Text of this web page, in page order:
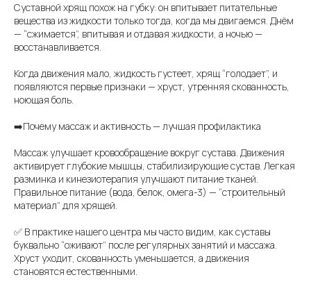
Суставной хрящ похож на губку: он впитывает питательные
вещества из жидкости только тогда, когда мы двигаемся. Днём
— “сжимается”, впитывая и отдавая жидкости, а ночью —
восстанавливается.
Когда движения мало, жидкость густеет, хрящ “голодает”, и
появляются первые признаки — хруст, утренняя скованность,
ноющая боль.
➡️Почему массаж и активность — лучшая профилактика
Массаж улучшает кровообращение вокруг сустава. Движения
активирует глубокие мышцы, стабилизирующие сустав. Легкая
разминка и кинезиотерапия улучшают питание тканей.
Правильное питание (вода, белок, омега-3) — “строительный
материал” для хрящей.
✅ В практике нашего центра мы часто видим, как суставы
буквально “оживают” после регулярных занятий и массажа.
Хруст уходит, скованность уменьшается, а движения
становятся естественными.